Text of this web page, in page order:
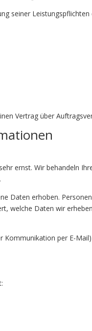
seiner
Vertrag über
ernst. Wir behandeln
Daten erhoben.
welche Daten wir
per E-